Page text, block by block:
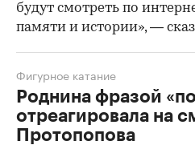
будут смотреть по
памяти и истории», —
Роднина фразой
отреагировала на
Протопопова
Фигурное катание